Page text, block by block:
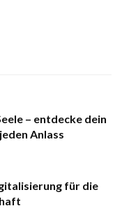
– entdecke dein
Anlass
für die